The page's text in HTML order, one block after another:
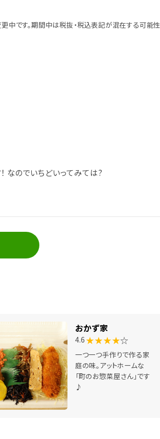
です。期間中は税抜・税込表記が混在する可能性
親がよくここで車検をします！ お店の方が親切でとてもいいそうです！ なのでいちどいってみては?
おかず家
4.6 ★★★★☆
一つ一つ手作りで作る家
庭の味。アットホームな
「町のお惣菜屋さん」です
♪